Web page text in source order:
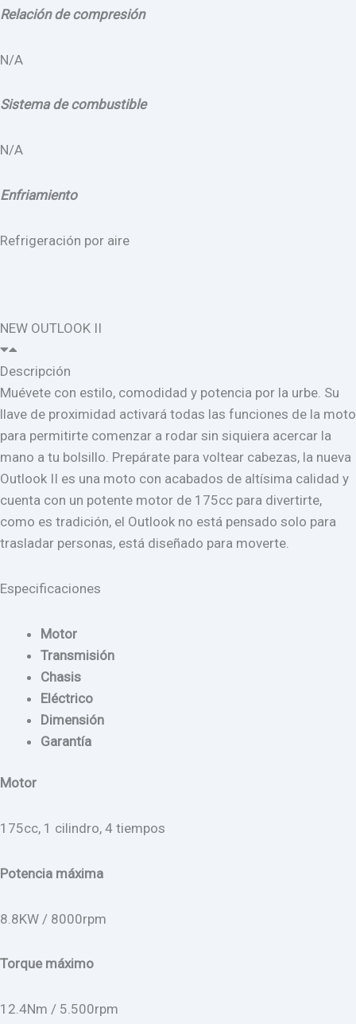
Relación de compresión
N/A
Sistema de combustible
N/A
Enfriamiento
Refrigeración por aire
NEW OUTLOOK II
Descripción
Muévete con estilo, comodidad y potencia por la urbe. Su
llave de proximidad activará todas las funciones de la moto
para permitirte comenzar a rodar sin siquiera acercar la
mano a tu bolsillo. Prepárate para voltear cabezas, la nueva
Outlook II es una moto con acabados de altísima calidad y
cuenta con un potente motor de 175cc para divertirte,
como es tradición, el Outlook no está pensado solo para
trasladar personas, está diseñado para moverte.
Especificaciones
Motor
Transmisión
Chasis
Eléctrico
Dimensión
Garantía
Motor
175cc, 1 cilindro, 4 tiempos
Potencia máxima
8.8KW / 8000rpm
Torque máximo
12.4Nm / 5.500rpm